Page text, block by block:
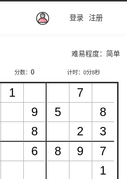
登录 注册
难易程度：简单
分数： 计时：0分9秒